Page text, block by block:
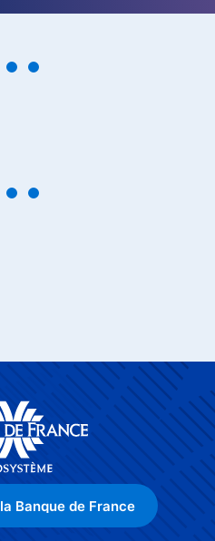
Banque de France